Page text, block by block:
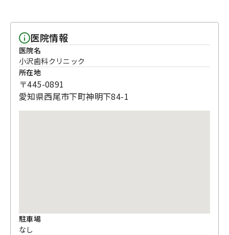
医院情報
医院名
小沢歯科クリニック
所在地
〒445-0891
愛知県西尾市下町神明下84-1
駐車場
なし